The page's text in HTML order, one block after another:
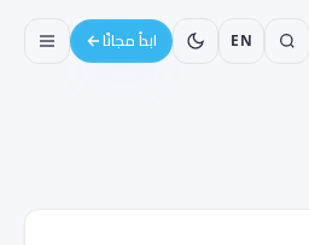
EN ابدأ مجانًا